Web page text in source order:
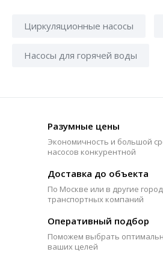
Циркуляционные насосы
Насосы для горячей воды
Разумные цены
Экономичность и большой
насосов конкурентной
Доставка до объекта
По Москве или в другие
транспортных компаний
Оперативный подбор
Поможем выбрать
ваших целей